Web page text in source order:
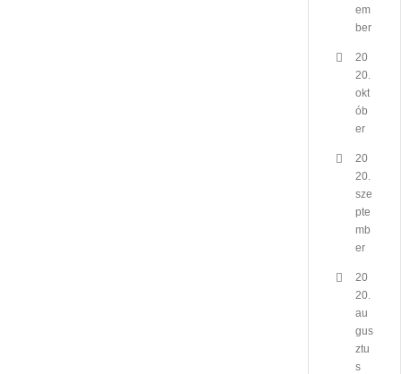
em
ber
20
20.
okt
ób
er
20
20.
sze
pte
mb
er
20
20.
au
gus
ztu
s